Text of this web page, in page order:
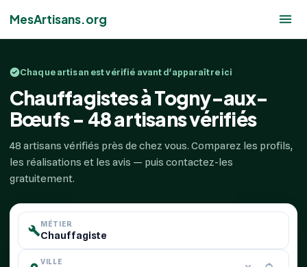
MesArtisans.org
Chaque artisan est vérifié avant d'apparaître ici
Chauffagistes à Togny-aux-
Bœufs - 48 artisans vérifiés
48 artisans vérifiés près de chez vous. Comparez les profils,
les réalisations et les avis — puis contactez-les
gratuitement.
MÉTIER
VILLE